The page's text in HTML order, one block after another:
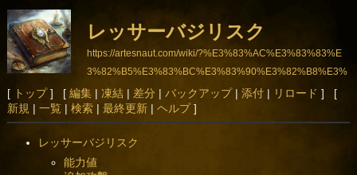
レッサーバジリスク
https://artesnaut.com/wiki/?%E3%83%AC%E3%83%83%E
3%82%B5%E3%83%BC%E3%83%90%E3%82%B8%E3%
83%AA%E3%82%B9%E3%82%AF
[ トップ] [ 編集| 凍結| 差分 | バックアップ| 添付| リロード ] [
新規 | 一覧 | 検索| 最終更新| ヘルプ]
レッサーバジリスク
能力値